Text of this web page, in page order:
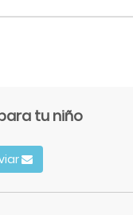
tu niño